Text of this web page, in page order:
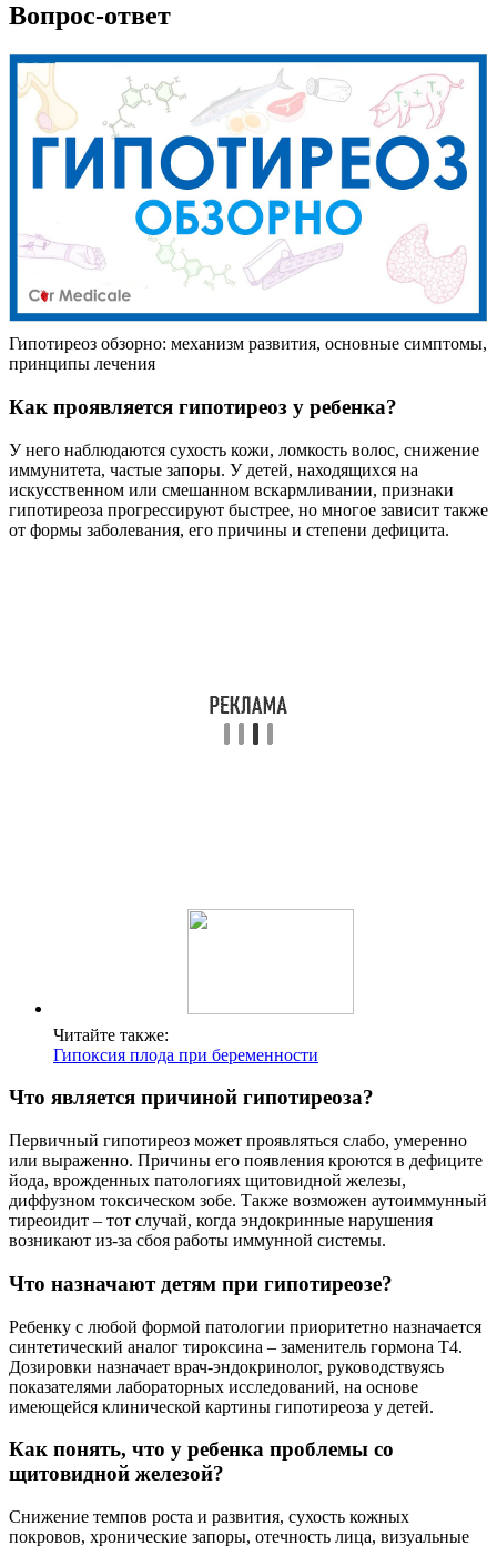
Вопрос-ответ
Гипотиреоз обзорно: механизм развития, основные симптомы,
принципы лечения
Как проявляется гипотиреоз у ребенка?
У него наблюдаются сухость кожи, ломкость волос, снижение
иммунитета, частые запоры. У детей, находящихся на
искусственном или смешанном вскармливании, признаки
гипотиреоза прогрессируют быстрее, но многое зависит также
от формы заболевания, его причины и степени дефицита.
Читайте также:
Гипоксия плода при беременности
Что является причиной гипотиреоза?
Первичный гипотиреоз может проявляться слабо, умеренно
или выраженно. Причины его появления кроются в дефиците
йода, врожденных патологиях щитовидной железы,
диффузном токсическом зобе. Также возможен аутоиммунный
тиреоидит – тот случай, когда эндокринные нарушения
возникают из-за сбоя работы иммунной системы.
Что назначают детям при гипотиреозе?
Ребенку с любой формой патологии приоритетно назначается
синтетический аналог тироксина – заменитель гормона Т4.
Дозировки назначает врач-эндокринолог, руководствуясь
показателями лабораторных исследований, на основе
имеющейся клинической картины гипотиреоза у детей.
Как понять, что у ребенка проблемы со
щитовидной железой?
Снижение темпов роста и развития, сухость кожных
покровов, хронические запоры, отечность лица, визуальные